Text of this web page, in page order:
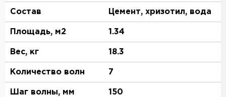
Состав Цемент, хризотил, вода
Площадь, м2 1.34
Вес, кг 18.3
Количество волн 7
Шаг волны, мм 150